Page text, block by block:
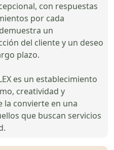
con respuestas
por cada
un
del cliente y un deseo
plazo.
es un establecimiento
creatividad y
la convierte en una
que buscan servicios